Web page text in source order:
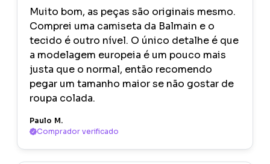
Muito bom, as peças são originais mesmo.
Comprei uma camiseta da Balmain e o
tecido é outro nível. O único detalhe é que
a modelagem europeia é um pouco mais
justa que o normal, então recomendo
pegar um tamanho maior se não gostar de
roupa colada.
Paulo M.
Comprador verificado